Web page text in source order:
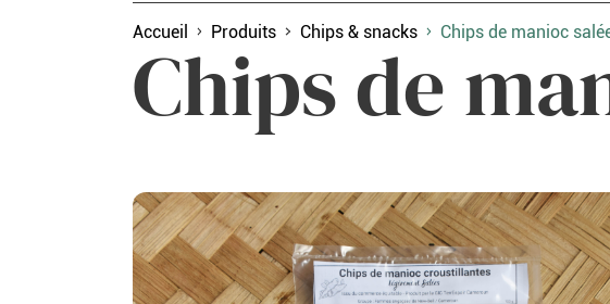
Accueil Produits Chips & snacks Chips de manioc
Chips de